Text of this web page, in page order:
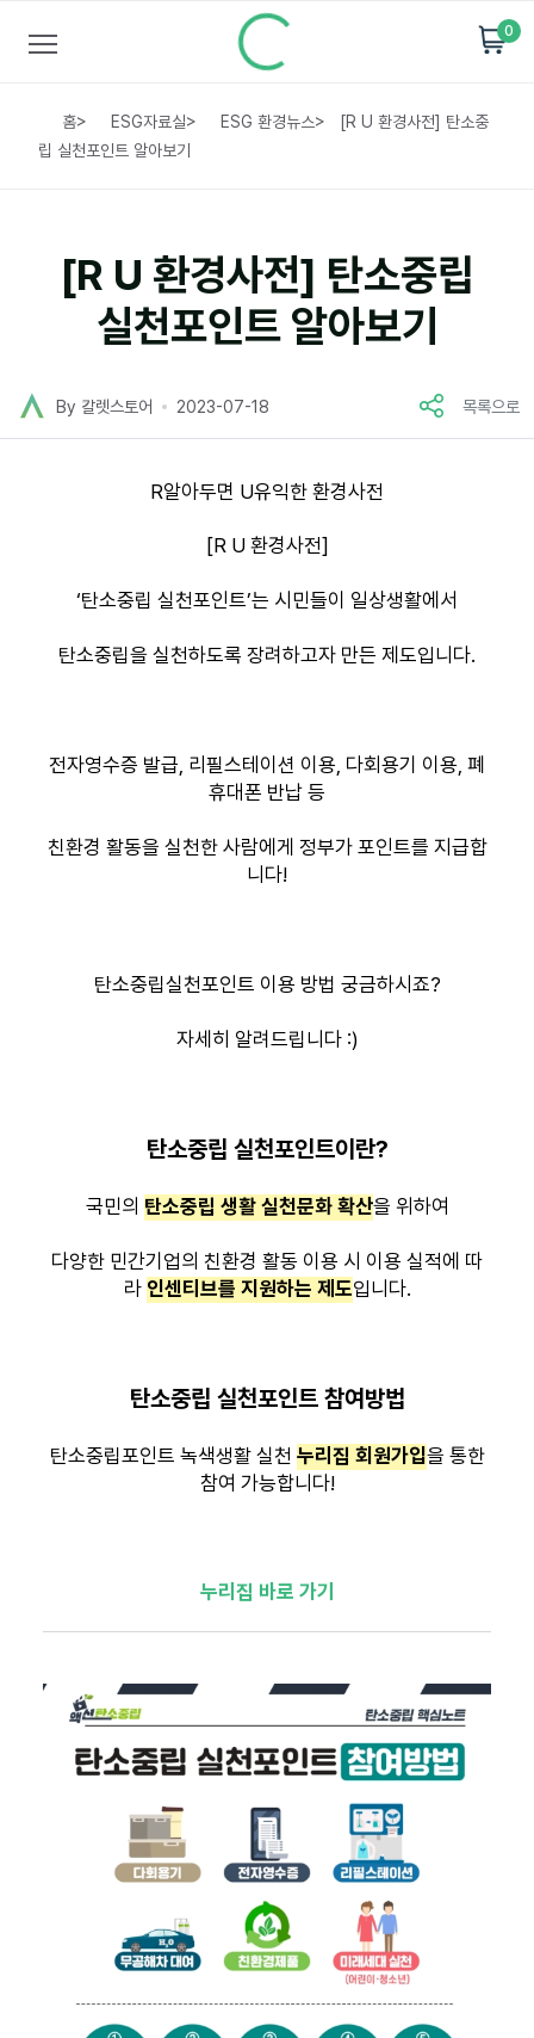
0
홈> ESG자료실> ESG 환경뉴스>
[R U 환경사전] 탄소중
립 실천포인트 알아보기
[R U 환경사전] 탄소중립
실천포인트 알아보기
By 칼렛스토어 2023-07-18 목록으로
R알아두면 U유익한 환경사전
[R U 환경사전]
‘탄소중립 실천포인트’는 시민들이 일상생활에서
탄소중립을 실천하도록 장려하고자 만든 제도입니다.
전자영수증 발급, 리필스테이션 이용, 다회용기 이용, 폐
휴대폰 반납 등
친환경 활동을 실천한 사람에게 정부가 포인트를 지급합
니다!
탄소중립실천포인트 이용 방법 궁금하시죠?
자세히 알려드립니다 :)
탄소중립 실천포인트이란?
국민의 탄소중립 생활 실천문화 확산을 위하여
다양한 민간기업의 친환경 활동 이용 시 이용 실적에 따
라 인센티브를 지원하는 제도입니다.
탄소중립 실천포인트 참여방법
탄소중립포인트 녹색생활 실천 누리집 회원가입을 통한
참여 가능합니다!
누리집 바로 가기